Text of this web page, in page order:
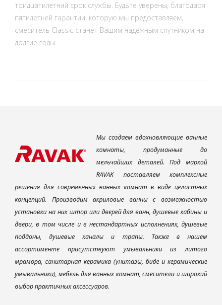
тридцатилетний срок службы. Будьте уверены, благодаря
пятилетней гарантии, которую мы предоставляем,
смеситель Classic станет Вашим надежным спутником на
долгие годы.
Мы создаем вдохновляющие ванные
комнаты, продуманные до
мельчайших деталей. Под маркой
RAVAK поставляем комплексные
решения для современных ванных комнат в виде целостных
концепций. Производим акриловые ванны с возможностью
установки на них штор или дверей для ванн, душевые кабины и
двери, в том числе и в нестандартных исполнениях, душевые
поддоны, душевые каналы и трапы. Также в нашем
ассортименте присутствуют умывальники из литого
мрамора, санитарная керамика (унитазы, биде и керамические
умывальники), мебель для ванных комнат, смесители и широкий
выбор практичных аксессуаров.